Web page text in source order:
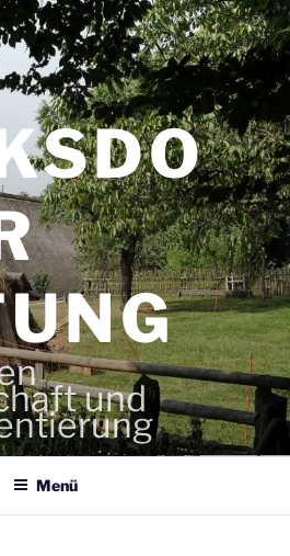
und
Menü